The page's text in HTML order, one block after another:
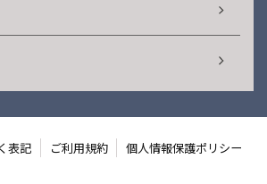
表記 ご利用規約 個人情報保護ポリシー